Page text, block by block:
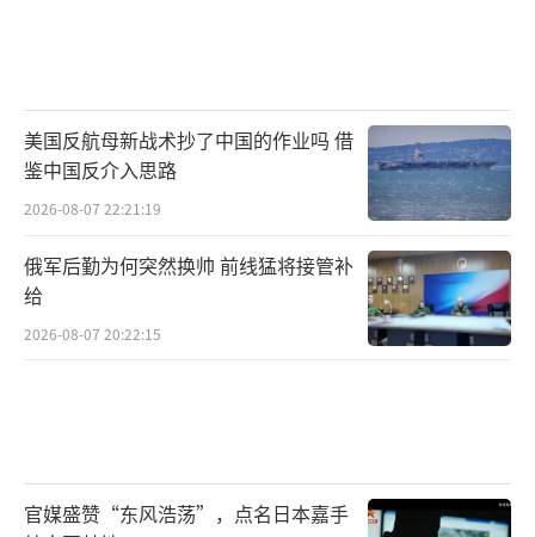
美国反航母新战术抄了中国的作业吗 借
鉴中国反介入思路
2026-08-07 22:21:19
俄军后勤为何突然换帅 前线猛将接管补
给
2026-08-07 20:22:15
官媒盛赞“东风浩荡”，点名日本嘉手